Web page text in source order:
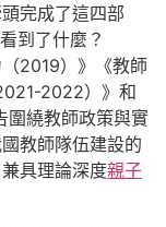
完成了這四部
到了什麼？
2019）》《教師
2022）》和
圍繞教師政策與實
教師隊伍建設的
具理論深度親子